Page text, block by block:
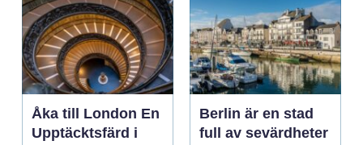
Åka till London En
Upptäcktsfärd i
Berlin är en stad
full av sevärdheter